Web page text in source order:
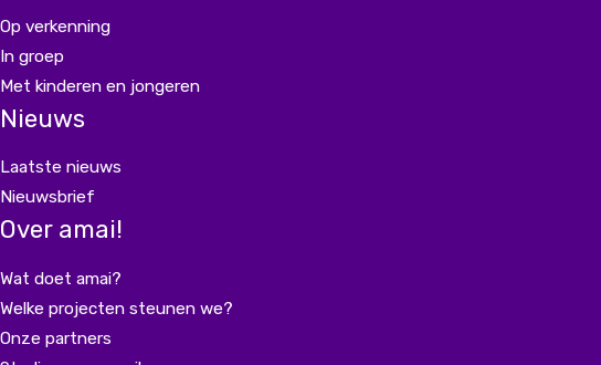
Op verkenning
In groep
Met kinderen en jongeren
Nieuws
Laatste nieuws
Nieuwsbrief
Over amai!
Wat doet amai?
Welke projecten steunen we?
Onze partners